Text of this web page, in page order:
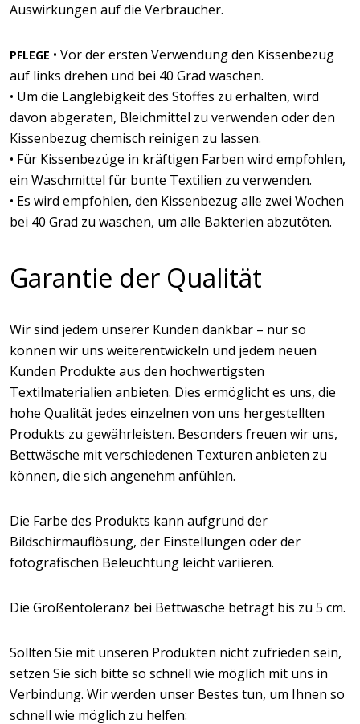
Auswirkungen auf die Verbraucher.
PFLEGE • Vor der ersten Verwendung den Kissenbezug
auf links drehen und bei 40 Grad waschen.
• Um die Langlebigkeit des Stoffes zu erhalten, wird
davon abgeraten, Bleichmittel zu verwenden oder den
Kissenbezug chemisch reinigen zu lassen.
• Für Kissenbezüge in kräftigen Farben wird empfohlen,
ein Waschmittel für bunte Textilien zu verwenden.
• Es wird empfohlen, den Kissenbezug alle zwei Wochen
bei 40 Grad zu waschen, um alle Bakterien abzutöten.
Garantie der Qualität
Wir sind jedem unserer Kunden dankbar – nur so
können wir uns weiterentwickeln und jedem neuen
Kunden Produkte aus den hochwertigsten
Textilmaterialien anbieten. Dies ermöglicht es uns, die
hohe Qualität jedes einzelnen von uns hergestellten
Produkts zu gewährleisten. Besonders freuen wir uns,
Bettwäsche mit verschiedenen Texturen anbieten zu
können, die sich angenehm anfühlen.
Die Farbe des Produkts kann aufgrund der
Bildschirmauflösung, der Einstellungen oder der
fotografischen Beleuchtung leicht variieren.
Die Größentoleranz bei Bettwäsche beträgt bis zu 5 cm.
Sollten Sie mit unseren Produkten nicht zufrieden sein,
setzen Sie sich bitte so schnell wie möglich mit uns in
Verbindung. Wir werden unser Bestes tun, um Ihnen so
schnell wie möglich zu helfen: